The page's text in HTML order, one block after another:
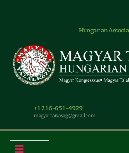
Hungarian
+1 216-651-4929
magyar.tarsasag@gmail.com